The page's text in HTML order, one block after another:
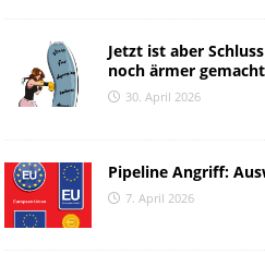
Jetzt ist aber
noch ärmer
30. April 2026
Pipeline Angriff:
7. April 2026